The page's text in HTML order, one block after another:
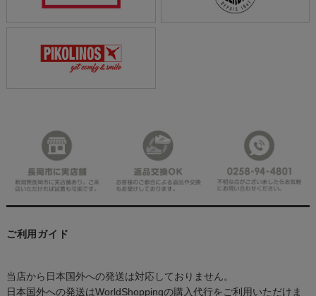
ご利用ガイド
当店から日本国外への発送は対応しておりません。
日本国外への発送はWorldShoppingの購入代行をご利用いただけま